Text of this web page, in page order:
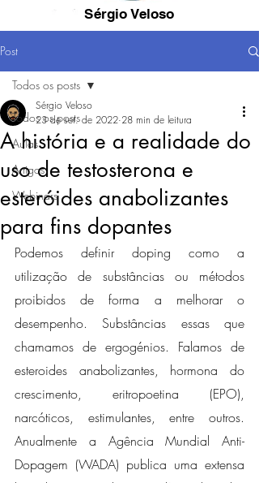
Sérgio Veloso
Post
Todos os posts
Aulas
Artigos
Webinars
Todos os posts
A história e a realidade do
uso de testosterona e
esteróides anabolizantes
para fins dopantes
Sérgio Veloso
23 de set. de 2022 28 min de leitura
Podemos definir doping como a
utilização de substâncias ou métodos
proibidos de forma a melhorar o
desempenho. Substâncias essas que
chamamos de ergogénios. Falamos de
esteroides anabolizantes, hormona do
crescimento, eritropoetina (EPO),
narcóticos, estimulantes, entre outros.
Anualmente a Agência Mundial Anti-
Dopagem (WADA) publica uma extensa